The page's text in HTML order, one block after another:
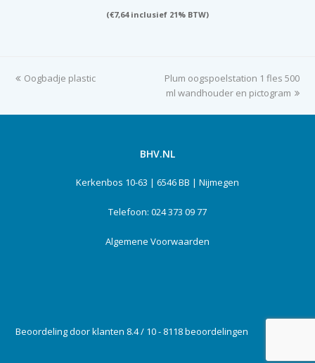
(€7,64inclusief 21% BTW)
previous
Oogbadje plastic
next
post:
Plum oogspoelstation 1 fles 500
ml wandhouder en pictogram
BHV.NL
Kerkenbos 10-63 | 6546 BB | Nijmegen
Telefoon: 024 373 09 77
Algemene Voorwaarden
Beoordeling door klanten 8.4 / 10 - 8118 beoordelingen